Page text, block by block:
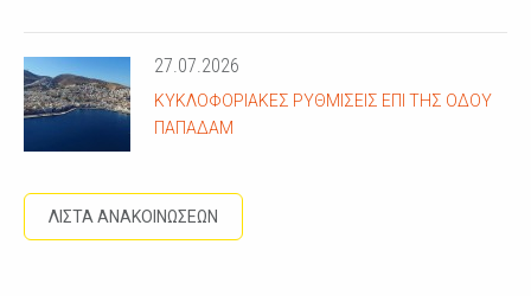
27.07.2026
ΚΥΚΛΟΦΟΡΙΑΚΈΣ ΡΥΘΜΊΣΕΙΣ ΕΠΊ ΤΗΣ ΟΔΟΎ
ΠΑΠΑΔΆΜ
ΛΙΣΤΑ ΑΝΑΚΟΙΝΩΣΕΩΝ